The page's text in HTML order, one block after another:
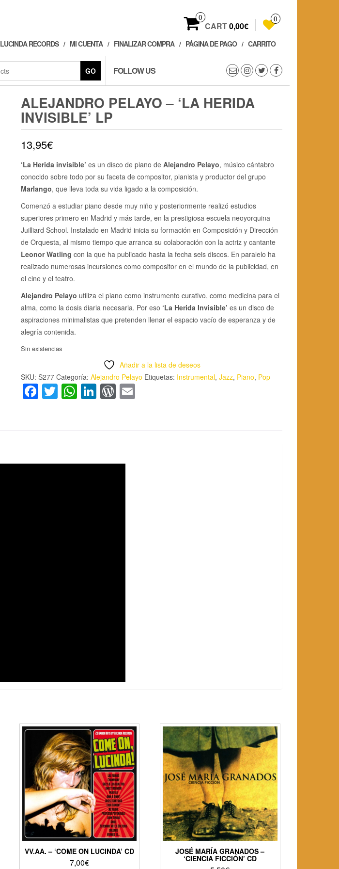
0
CART0,00€
0
LUCINDA RECORDS MI CUENTA FINALIZAR COMPRA PÁGINA DE PAGO CARRITO
GO FOLLOW US
ALEJANDRO PELAYO – ‘LA HERIDA
INVISIBLE’ LP
13,95€
‘La Herida invisible’ es un disco de piano de Alejandro Pelayo, músico cántabro
conocido sobre todo por su faceta de compositor, pianista y productor del grupo
Marlango, que lleva toda su vida ligado a la composición.
Comenzó a estudiar piano desde muy niño y posteriormente realizó estudios
superiores primero en Madrid y más tarde, en la prestigiosa escuela neoyorquina
Juilliard School. Instalado en Madrid inicia su formación en Composición y Dirección
de Orquesta, al mismo tiempo que arranca su colaboración con la actriz y cantante
Leonor Watling con la que ha publicado hasta la fecha seis discos. En paralelo ha
realizado numerosas incursiones como compositor en el mundo de la publicidad, en
el cine y el teatro.
Alejandro Pelayo utiliza el piano como instrumento curativo, como medicina para el
alma, como la dosis diaria necesaria. Por eso ‘La Herida Invisible’ es un disco de
aspiraciones minimalistas que pretenden llenar el espacio vacío de esperanza y de
alegría contenida.
Sin existencias
Añadir a la lista de deseos
SKU: S277 Categoría: Alejandro Pelayo Etiquetas: Instrumental, Jazz, Piano, Pop
Facebook
Twitter
WhatsApp
LinkedIn
WordPress
VV.AA. – ‘COME ON LUCINDA’ CD
7,00€
JOSÉ MARÍA GRANADOS –
‘CIENCIA FICCIÓN’ CD